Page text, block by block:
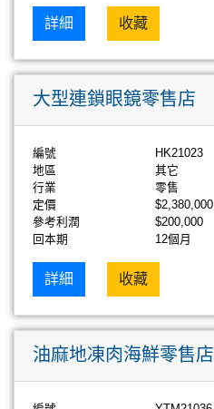
詳細 收藏
大型連鎖眼鏡零售店
編號
HK21023
地區
其它
行業
零售
定價
$2,380,000
參考利潤
$200,000
回本期
12個月
詳細 收藏
油麻地凍肉海鮮零售店